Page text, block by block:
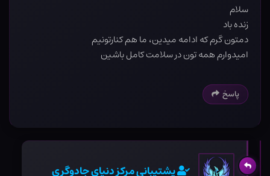
سلام
زنده باد
دمتون گرم که ادامه میدین، ما هم کنارتونیم
امیدوارم همه تون در سلامت کامل باشین
پاسخ
پشتیبانی مرکز دنیای جادوگری